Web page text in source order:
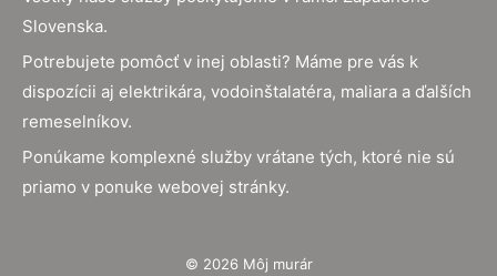
Slovenska.
Potrebujete pomôcť v inej oblasti? Máme pre vás k
dispozícii aj elektrikára, vodoinštalatéra, maliara a ďalších
remeselníkov.
Ponúkame komplexné služby vrátane tých, ktoré nie sú
priamo v ponuke webovej stránky.
© 2026 Môj murár